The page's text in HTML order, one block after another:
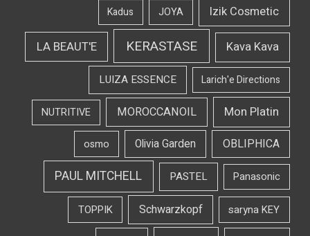
Izik Cosmetic
JOYA
Kadus
Kava Kava
KERASTASE
LA BEAUT'E
Larich'e Directions
LUIZA ESSENCE
Mon Platin
MOROCCANOIL
NUTRITIVE
OBLIPHICA
Olivia Garden
osmo
Panasonic
PASTEL
PAUL MITCHELL
saryna KEY
Schwarzkopf
TOPPIK